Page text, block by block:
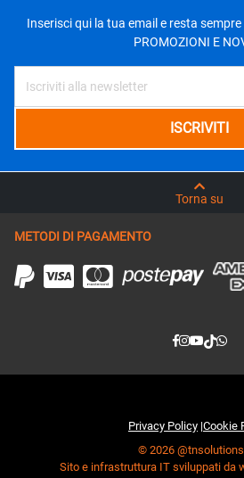
Inserisci qui la tua email e resta
PROMOZIONI E
Torna su
METODI DI PAGAMENTO
Privacy Policy |Cookie
© 2026
Sito e infrastruttura IT sviluppati da